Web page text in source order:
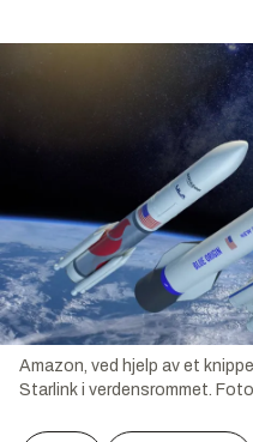
Amazon, ved hjelp av et
Starlink i verdensrommet.